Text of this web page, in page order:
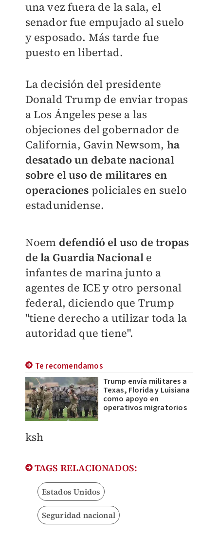
una vez fuera de la sala, el
senador fue empujado al suelo
y esposado. Más tarde fue
puesto en libertad.
La decisión del presidente
Donald Trump de enviar tropas
a Los Ángeles pese a las
objeciones del gobernador de
California, Gavin Newsom, ha
desatado un debate nacional
sobre el uso de militares en
operaciones policiales en suelo
estadunidense.
Noem defendió el uso de tropas
de la Guardia Nacional e
infantes de marina junto a
agentes de ICE y otro personal
federal, diciendo que Trump
"tiene derecho a utilizar toda la
autoridad que tiene".
Te recomendamos
Trump envía militares a
Texas, Florida y Luisiana
como apoyo en
operativos migratorios
​ksh
TAGS RELACIONADOS:
Estados Unidos
Seguridad nacional